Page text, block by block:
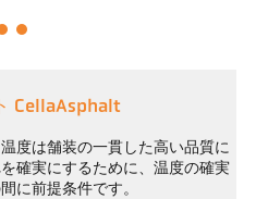
CellaAsphalt
度は舗装の一貫した高い品質に
確実にするために、温度の確実
に前提条件です。